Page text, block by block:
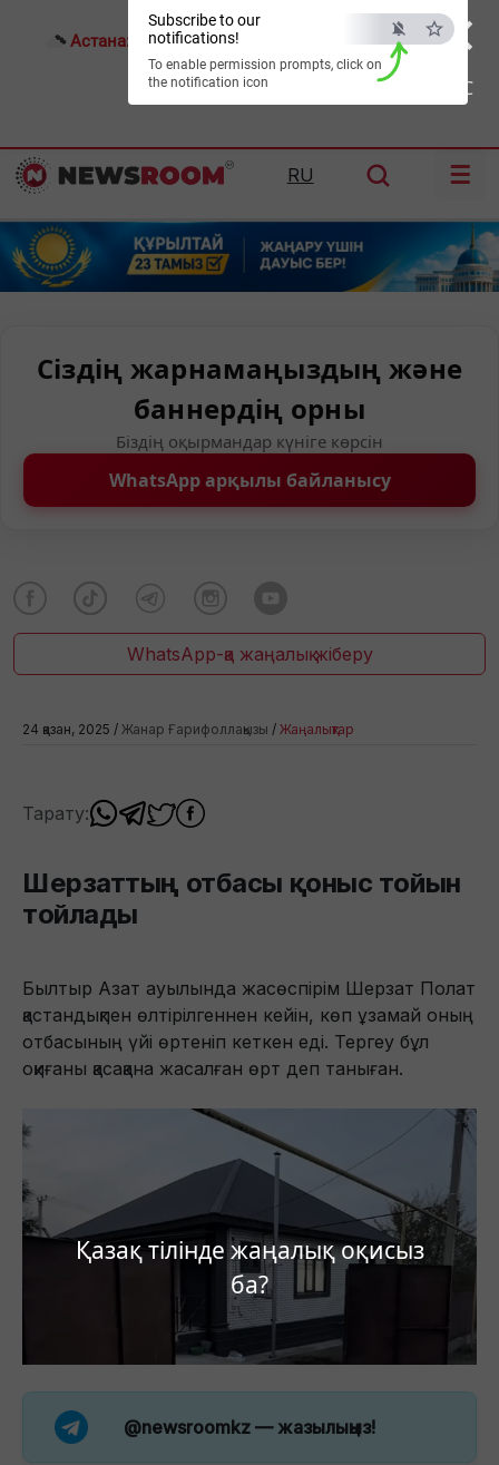
×
ESC
Қазақ тілінде жаңалық оқисыз
ба?
Subscribe to our
notifications!
To enable permission prompts, click on
the notification icon
Астана: 15°C Алматы: Шымкент:27°C
RU ☰
Сіздің жарнамаңыздың және
баннердің орны
Біздің оқырмандар күніге көрсін
WhatsApp арқылы байланысу
WhatsApp-қа жаңалық жіберу
24 қазан, 2025 / Жанар Ғарифоллақызы / Жаңалықтар
Тарату:
Шерзаттың отбасы қоныс тойын
тойлады
Былтыр Азат ауылында жасөспірім Шерзат Полат
қастандықпен өлтірілгеннен кейін, көп ұзамай оның
отбасының үйі өртеніп кеткен еді. Тергеу бұл
оқиғаны қасақана жасалған өрт деп таныған.
@newsroomkz — жазылыңыз!